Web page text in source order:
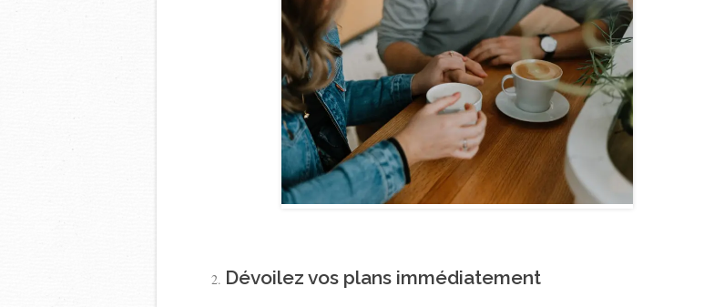
Dévoilez vos plans immédiatement